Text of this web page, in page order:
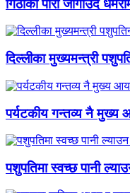
गिठीको पारो जोगाउँदै
दिल्लीका मुख्यमन्त्री
पर्यटकीय गन्तव्य नै मुख्य
पशुपतिमा स्वच्छ पानी